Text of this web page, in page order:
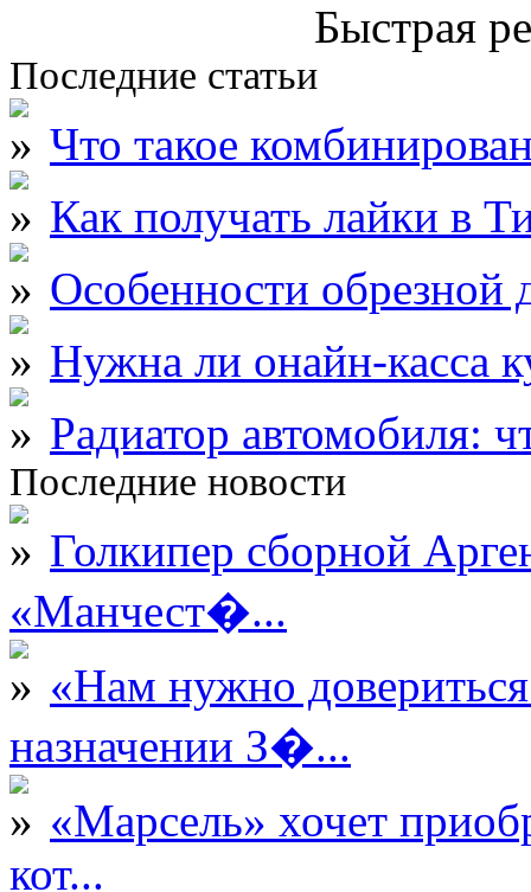
Быстрая
Последние статьи
Что такое
Как получать лайки в
Особенности обрезной
Нужна ли онайн-касса
Радиатор автомобиля:
Последние новости
Голкипер сборной
«Манчест�...
«Нам нужно
назначении З�...
«Марсель» хочет
кот...